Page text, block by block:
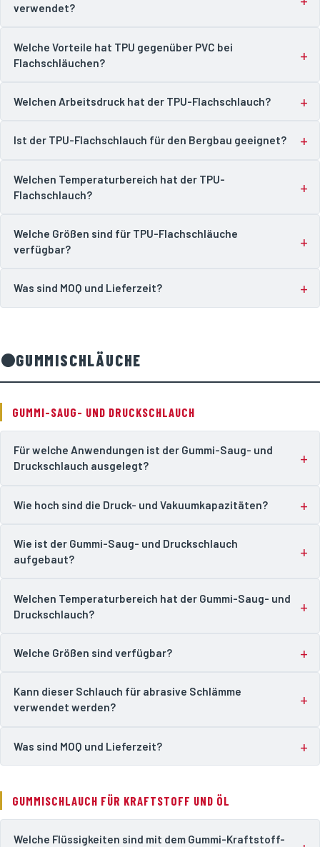
verwendet?
Welche Vorteile hat TPU gegenüber PVC bei
Flachschläuchen?
Welchen Arbeitsdruck hat der TPU-Flachschlauch?
Ist der TPU-Flachschlauch für den Bergbau geeignet?
Welchen Temperaturbereich hat der TPU-
Flachschlauch?
Welche Größen sind für TPU-Flachschläuche
verfügbar?
Was sind MOQ und Lieferzeit?
⚫GUMMISCHLÄUCHE
GUMMI-SAUG- UND DRUCKSCHLAUCH
Für welche Anwendungen ist der Gummi-Saug- und
Druckschlauch ausgelegt?
Wie hoch sind die Druck- und Vakuumkapazitäten?
Wie ist der Gummi-Saug- und Druckschlauch
aufgebaut?
Welchen Temperaturbereich hat der Gummi-Saug- und
Druckschlauch?
Welche Größen sind verfügbar?
Kann dieser Schlauch für abrasive Schlämme
verwendet werden?
Was sind MOQ und Lieferzeit?
GUMMISCHLAUCH FÜR KRAFTSTOFF UND ÖL
Welche Flüssigkeiten sind mit dem Gummi-Kraftstoff-